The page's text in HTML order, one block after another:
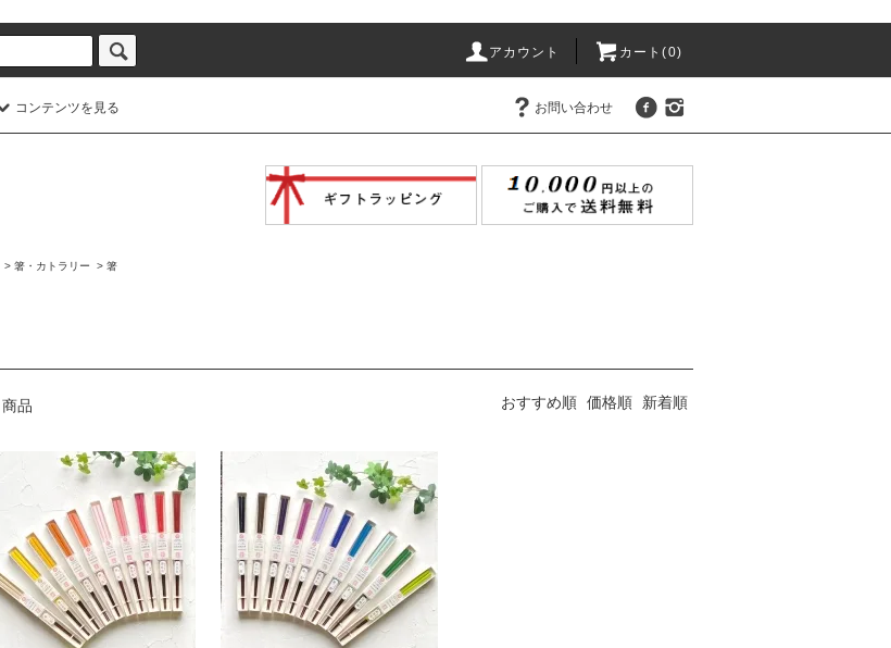
アカウント カート(0)
コンテンツを見る お問い合わせ
> 箸・カトラリー > 箸
商品 おすすめ順 価格順 新着順